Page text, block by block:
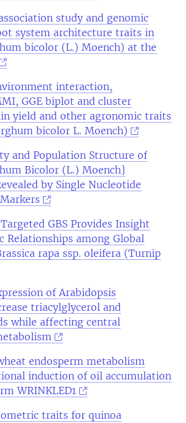
study and genomic
system architecture traits in
bicolor (L.) Moench) at the
interaction,
GGE biplot and cluster
yield and other agronomic traits
bicolor L. Moench)
and Population Structure of
Bicolor (L.) Moench]
by Single Nucleotide
GBS Provides Insight
Relationships among Global
rapa ssp. oleifera (Turnip
of Arabidopsis
triacylglycerol and
while affecting central
endosperm metabolism
induction of oil accumulation
WRINKLED1
traits for quinoa